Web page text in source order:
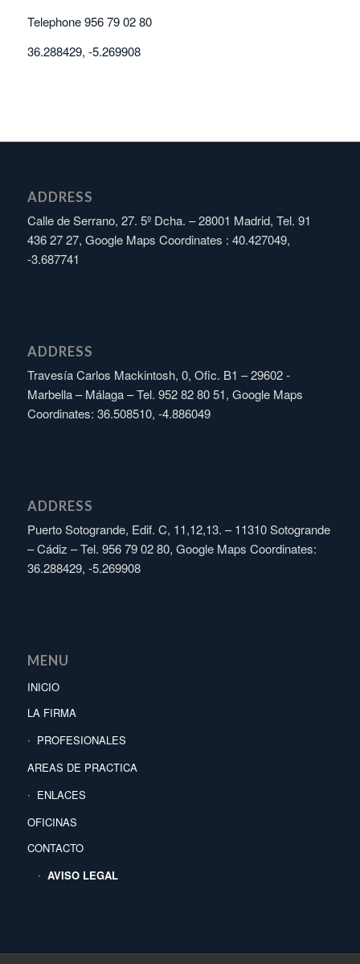
Telephone 956 79 02 80
36.288429, -5.269908
ADDRESS
Calle de Serrano, 27. 5º Dcha. – 28001 Madrid, Tel. 91
436 27 27, Google Maps Coordinates : 40.427049,
-3.687741
ADDRESS
Travesía Carlos Mackintosh, 0, Ofic. B1 – 29602 -
Marbella – Málaga – Tel. 952 82 80 51, Google Maps
Coordinates: 36.508510, -4.886049
ADDRESS
Puerto Sotogrande, Edif. C, 11,12,13. – 11310 Sotogrande
– Cádiz – Tel. 956 79 02 80, Google Maps Coordinates:
36.288429, -5.269908
MENU
INICIO
LA FIRMA
PROFESIONALES
AREAS DE PRACTICA
ENLACES
OFICINAS
CONTACTO
AVISO LEGAL